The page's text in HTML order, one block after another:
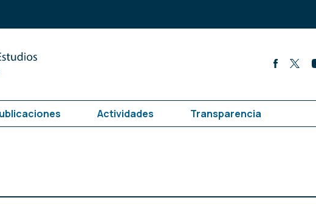
Actividades Transparencia